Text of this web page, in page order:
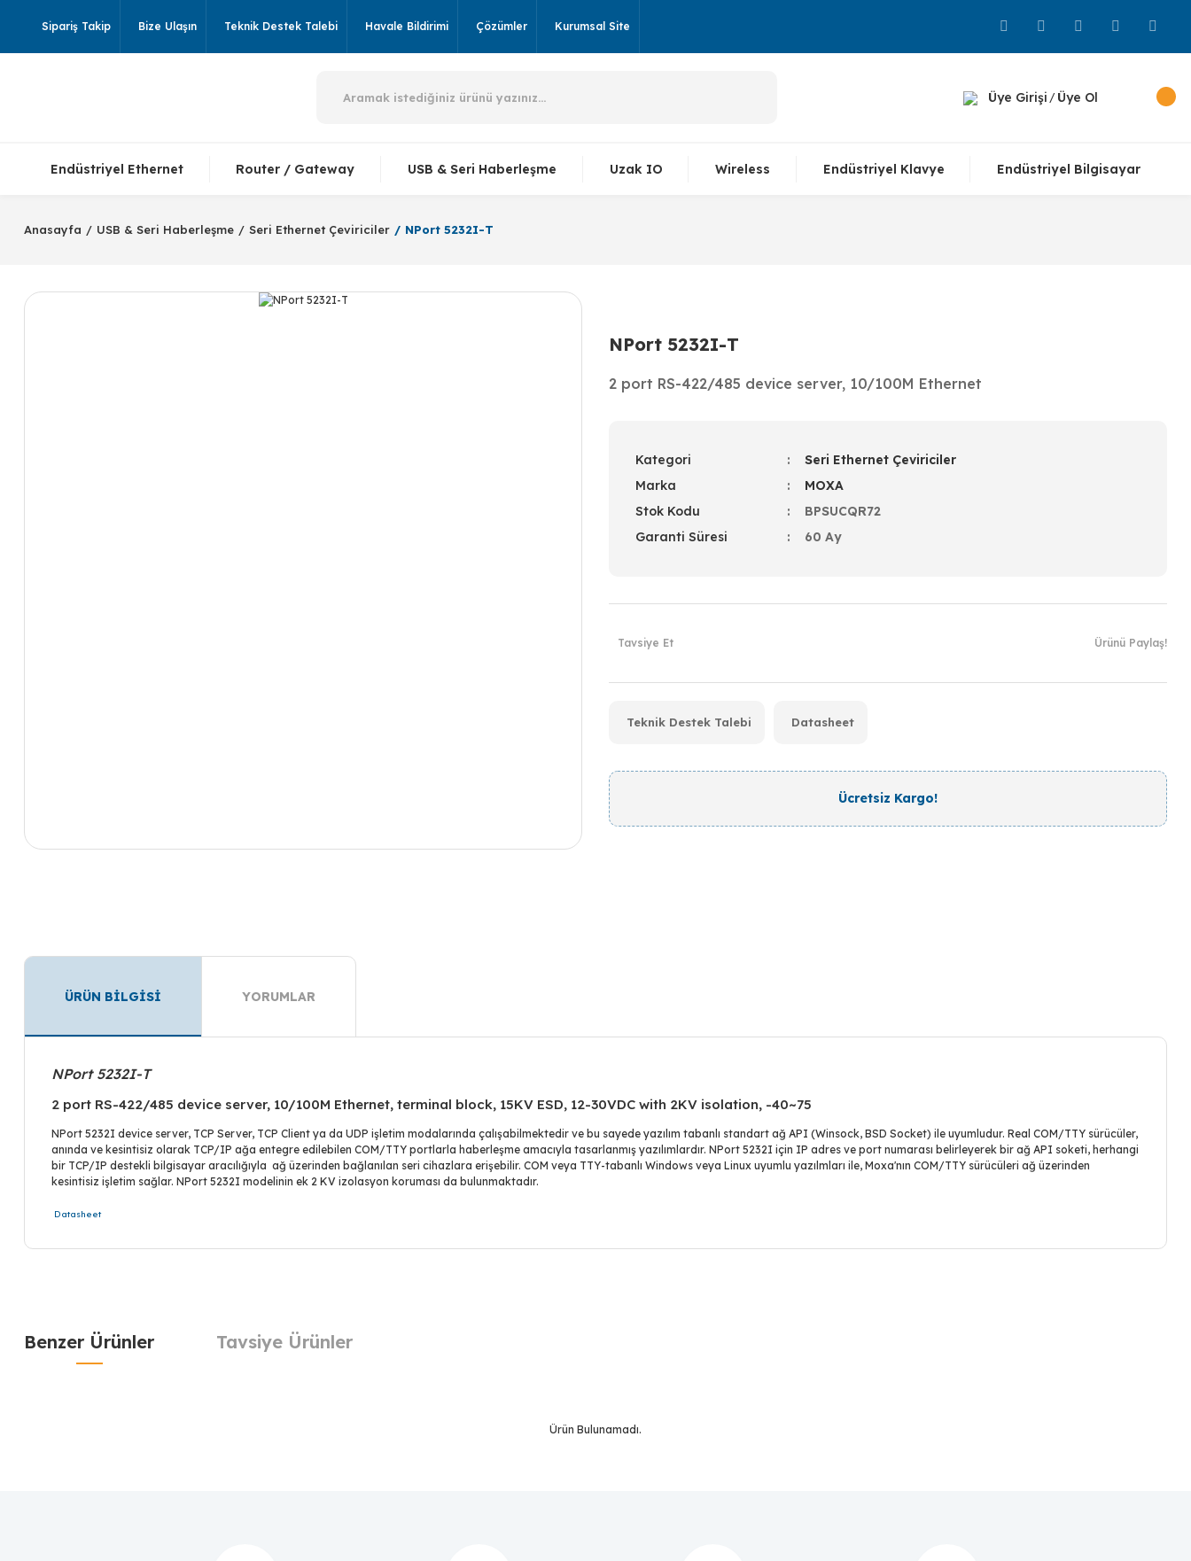
Sipariş Takip Bize Ulaşın Teknik Destek Talebi Havale Bildirimi Çözümler Kurumsal Site
Üye Girişi / Üye Ol
Endüstriyel Ethernet Router / Gateway USB & Seri Haberleşme Uzak IO Wireless Endüstriyel Klavye Endüstriyel Bilgisayar
Anasayfa USB & Seri Haberleşme Seri Ethernet Çeviriciler NPort 5232I-T
NPort 5232I-T
2 port RS-422/485 device server, 10/100M Ethernet
Kategori
Seri Ethernet Çeviriciler
Marka
MOXA
Stok Kodu
BPSUCQR72
Garanti Süresi
60 Ay
Tavsiye Et Ürünü Paylaş!
Teknik Destek Talebi Datasheet
Ücretsiz Kargo!
ÜRÜN BİLGİSİ YORUMLAR
NPort 5232I-T
2 port RS-422/485 device server, 10/100M Ethernet, terminal block, 15KV ESD, 12-30VDC with 2KV isolation, -40~75
NPort 5232I device server, TCP Server, TCP Client ya da UDP işletim modalarında çalışabilmektedir ve bu sayede yazılım tabanlı standart ağ API (Winsock, BSD Socket) ile uyumludur. Real COM/TTY sürücüler,
anında ve kesintisiz olarak TCP/IP ağa entegre edilebilen COM/TTY portlarla haberleşme amacıyla tasarlanmış yazılımlardır. NPort 5232I için IP adres ve port numarası belirleyerek bir ağ API soketi, herhangi
bir TCP/IP destekli bilgisayar aracılığıyla ağ üzerinden bağlanılan seri cihazlara erişebilir. COM veya TTY-tabanlı Windows veya Linux uyumlu yazılmları ile, Moxa'nın COM/TTY sürücüleri ağ üzerinden
kesintisiz işletim sağlar. NPort 5232I modelinin ek 2 KV izolasyon koruması da bulunmaktadır.
Datasheet
Benzer Ürünler Tavsiye Ürünler
Ürün Bulunamadı.